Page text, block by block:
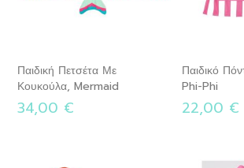
Παιδική Πετσέτα Με
Κουκούλα, Mermaid
34,00 €
Παιδικό
Phi-Phi
22,00 €